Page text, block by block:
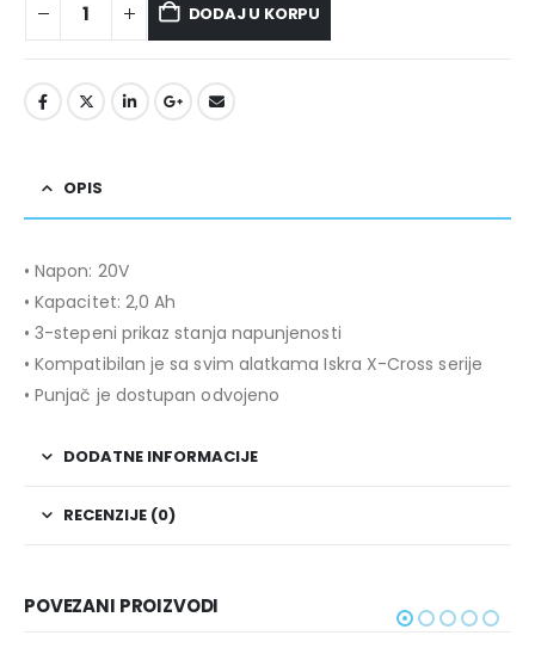
DODAJ U KORPU
OPIS
• Napon: 20V
• Kapacitet: 2,0 Ah
• 3-stepeni prikaz stanja napunjenosti
• Kompatibilan je sa svim alatkama Iskra X-Cross serije
• Punjač je dostupan odvojeno
DODATNE INFORMACIJE
RECENZIJE (0)
POVEZANI PROIZVODI